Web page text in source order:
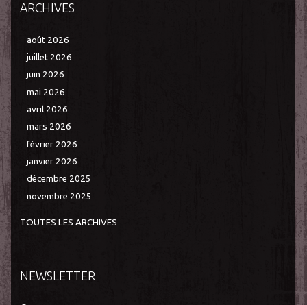
ARCHIVES
août 2026
juillet 2026
juin 2026
mai 2026
avril 2026
mars 2026
février 2026
janvier 2026
décembre 2025
novembre 2025
TOUTES LES ARCHIVES
NEWSLETTER